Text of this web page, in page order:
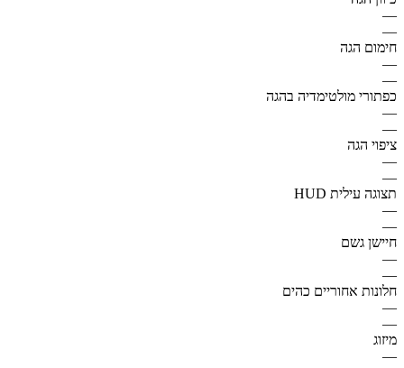
—
—
חימום הגה
—
—
כפתורי מולטימדיה בהגה
—
—
ציפוי הגה
—
—
תצוגה עילית HUD
—
—
חיישן גשם
—
—
חלונות אחוריים כהים
—
—
מיזוג
—